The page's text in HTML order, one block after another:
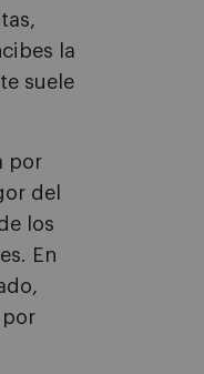
la
suele
por
del
los
En
por